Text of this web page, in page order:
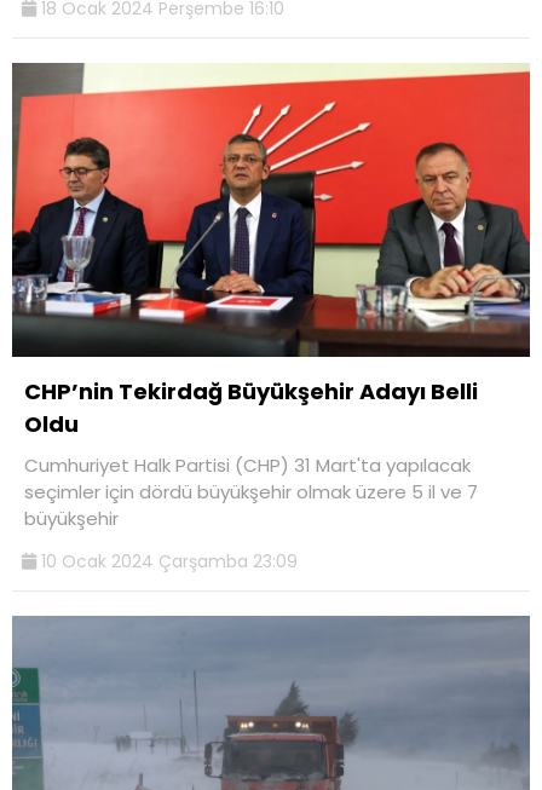
18 Ocak 2024 Perşembe 16:10
CHP’nin Tekirdağ Büyükşehir Adayı Belli
Oldu
Cumhuriyet Halk Partisi (CHP) 31 Mart'ta yapılacak
seçimler için dördü büyükşehir olmak üzere 5 il ve 7
büyükşehir
10 Ocak 2024 Çarşamba 23:09